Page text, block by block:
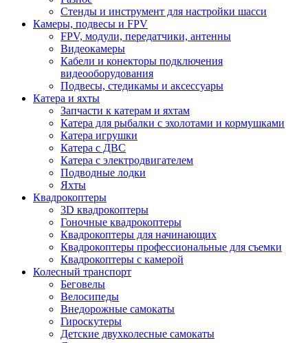
Стенды и инструмент для настройки шасси
Камеры, подвесы и FPV
FPV, модули, передатчики, антенны
Видеокамеры
Кабели и конекторы подключения
видеооборудования
Подвесы, стедикамы и аксессуары
Катера и яхты
Запчасти к катерам и яхтам
Катера для рыбалки с эхолотами и кормушками
Катера игрушки
Катера с ДВС
Катера с электродвигателем
Подводные лодки
Яхты
Квадрокоптеры
3D квадрокоптеры
Гоночные квадрокоптеры
Квадрокоптеры для начинающих
Квадрокоптеры профессиональные для съемки
Квадрокоптеры с камерой
Колесный транспорт
Беговелы
Велосипеды
Внедорожные самокаты
Гироскутеры
Детские двухколесные самокаты